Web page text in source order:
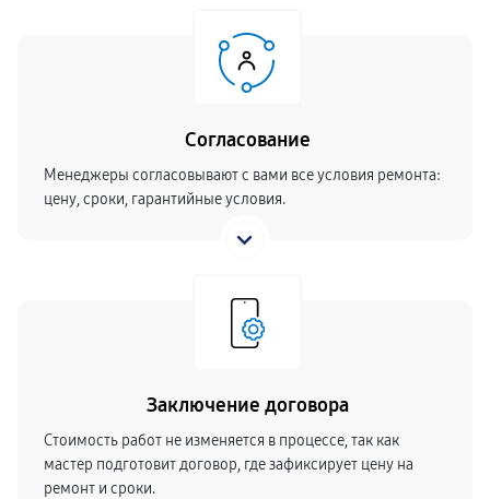
Согласование
Менеджеры согласовывают с вами все условия ремонта:
цену, сроки, гарантийные условия.
Заключение договора
Стоимость работ не изменяется в процессе, так как
мастер подготовит договор, где зафиксирует цену на
ремонт и сроки.